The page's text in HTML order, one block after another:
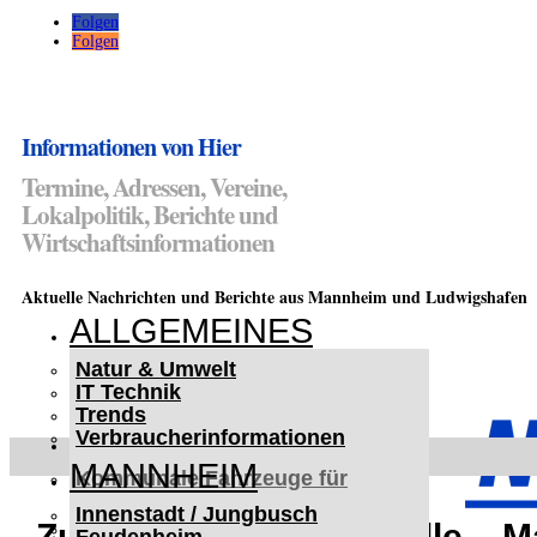
Folgen
Folgen
Informationen von Hier
Termine, Adressen, Vereine,
Lokalpolitik, Berichte und
Wirtschaftsinformationen
Aktuelle Nachrichten und Berichte aus Mannheim und Ludwigshafen
ALLGEMEINES
Natur & Umwelt
IT Technik
Trends
Verbraucherinformationen
MANNHEIM
Innenstadt / Jungbusch
< UKRAINE >
Kommunale Fahrzeuge für
Czernowitz
Nutzfahrzeuge für Czernowitz